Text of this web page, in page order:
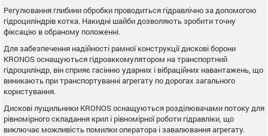
Регулювання глибини обробки проводиться гідравлічно за допомогою
гідроциліндрів котка. Накидні шайби дозволяють зробити точну
фіксацію в обраному положенні.
Для забезпечення надійності рамної конструкції дискові борони
KRONOS оснащуються гідроаккомулятором на транспортний
гідроциліндр, він сприяє гасінню ударних і вібраційних навантажень, що
виникають при транспортуванні агрегату по дорогах загального
користування.
Дискові лущильники KRONOS оснащуються розділювачами потоку для
рівномірного складання крил і рівномірної роботи гідравліки, що
виключає можливість помилки оператора і завалювання агрегату.